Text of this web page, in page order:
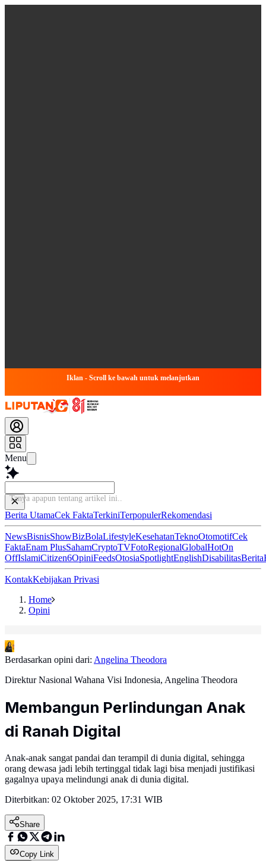
Iklan - Scroll ke bawah untuk melanjutkan
Menu
Tanya apapun tentang artikel i
Berita UtamaCek FaktaTerkiniTerpopulerRekomendasi
NewsBisnisShowBizBolaLifestyleKesehatanTeknoOtomotifCek
FaktaEnam PlusSahamCryptoTVFotoRegionalGlobalHotOn
OffIslamiCitizen6OpiniFeedsOtosiaSpotlightEnglishDisabilitasBerita
KontakKebijakan Privasi
Home
Opini
Berdasarkan opini dari: Angelina Theodora
Direktur Nasional Wahana Visi Indonesia, Angelina Theodora
Membangun Perlindungan Anak
di Ranah Digital
Anak-anak sangat pandai dan terampil di dunia digital, sehingga
orang dewasa jadi lebih tertinggal tidak lagi bisa menjadi justifikasi
gagalnya upaya melindungi anak di dunia digital.
Diterbitkan: 02 Oktober 2025, 17:31 WIB
Share
Copy Link